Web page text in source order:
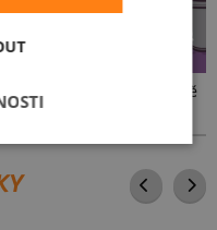
Ve formě